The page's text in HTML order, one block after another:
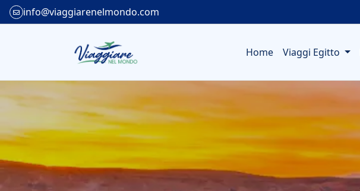
info@viaggiarenelmondo.com
Home Viaggi Egitto